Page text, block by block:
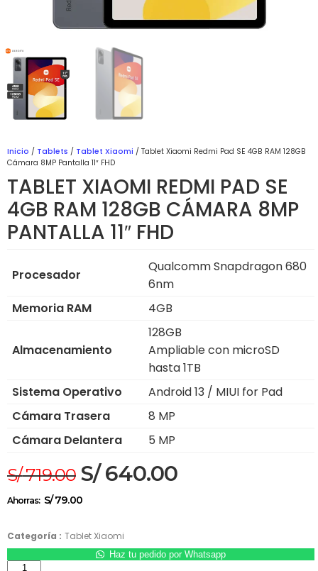
Inicio / Tablets / Tablet Xiaomi / Tablet Xiaomi Redmi Pad SE 4GB RAM 128GB
Cámara 8MP Pantalla 11″ FHD
TABLET XIAOMI REDMI PAD SE
4GB RAM 128GB CÁMARA 8MP
PANTALLA 11″ FHD
Procesador
Qualcomm Snapdragon 680
6nm
Memoria RAM
4GB
Almacenamiento
128GB
Ampliable con microSD
hasta 1TB
Sistema Operativo
Android 13 / MIUI for Pad
Cámara Trasera
8 MP
Cámara Delantera
5 MP
S/719.00 S/640.00
Ahorras: S/79.00
Categoría : Tablet Xiaomi
Haz tu pedido por Whatsapp